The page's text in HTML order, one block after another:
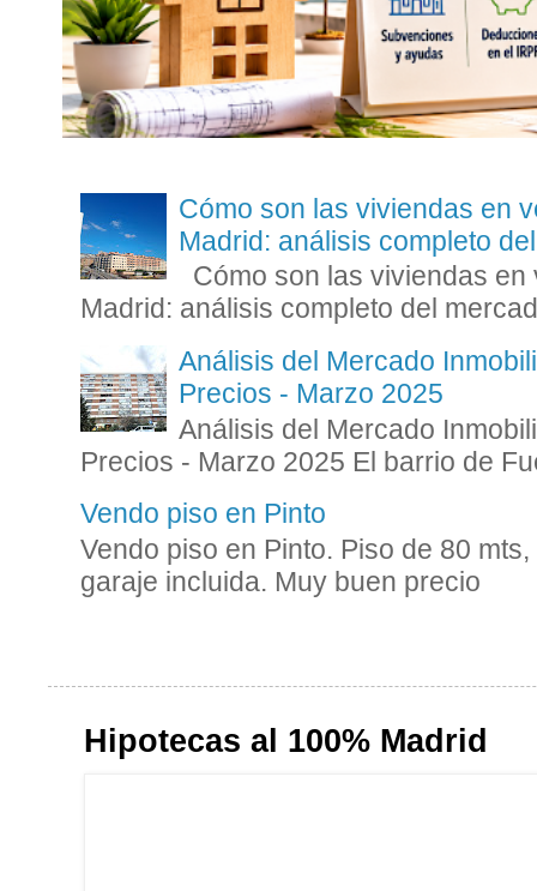
Cómo son las viviendas en
Madrid: análisis completo
Cómo son las viviendas
Madrid: análisis completo del
Análisis del Mercado
Precios - Marzo 2025
Análisis del Mercado
Precios - Marzo 2025 El barrio de
Vendo piso en Pinto
Vendo piso en Pinto. Piso de 80
garaje incluida. Muy buen precio
Hipotecas al 100% Madrid